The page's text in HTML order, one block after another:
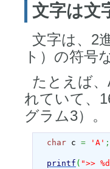
文字は文
文字は、2
ト）の符号
たとえば、
れていて、
グラム3）。
char c = 'A' ;
printf ( ">> %d